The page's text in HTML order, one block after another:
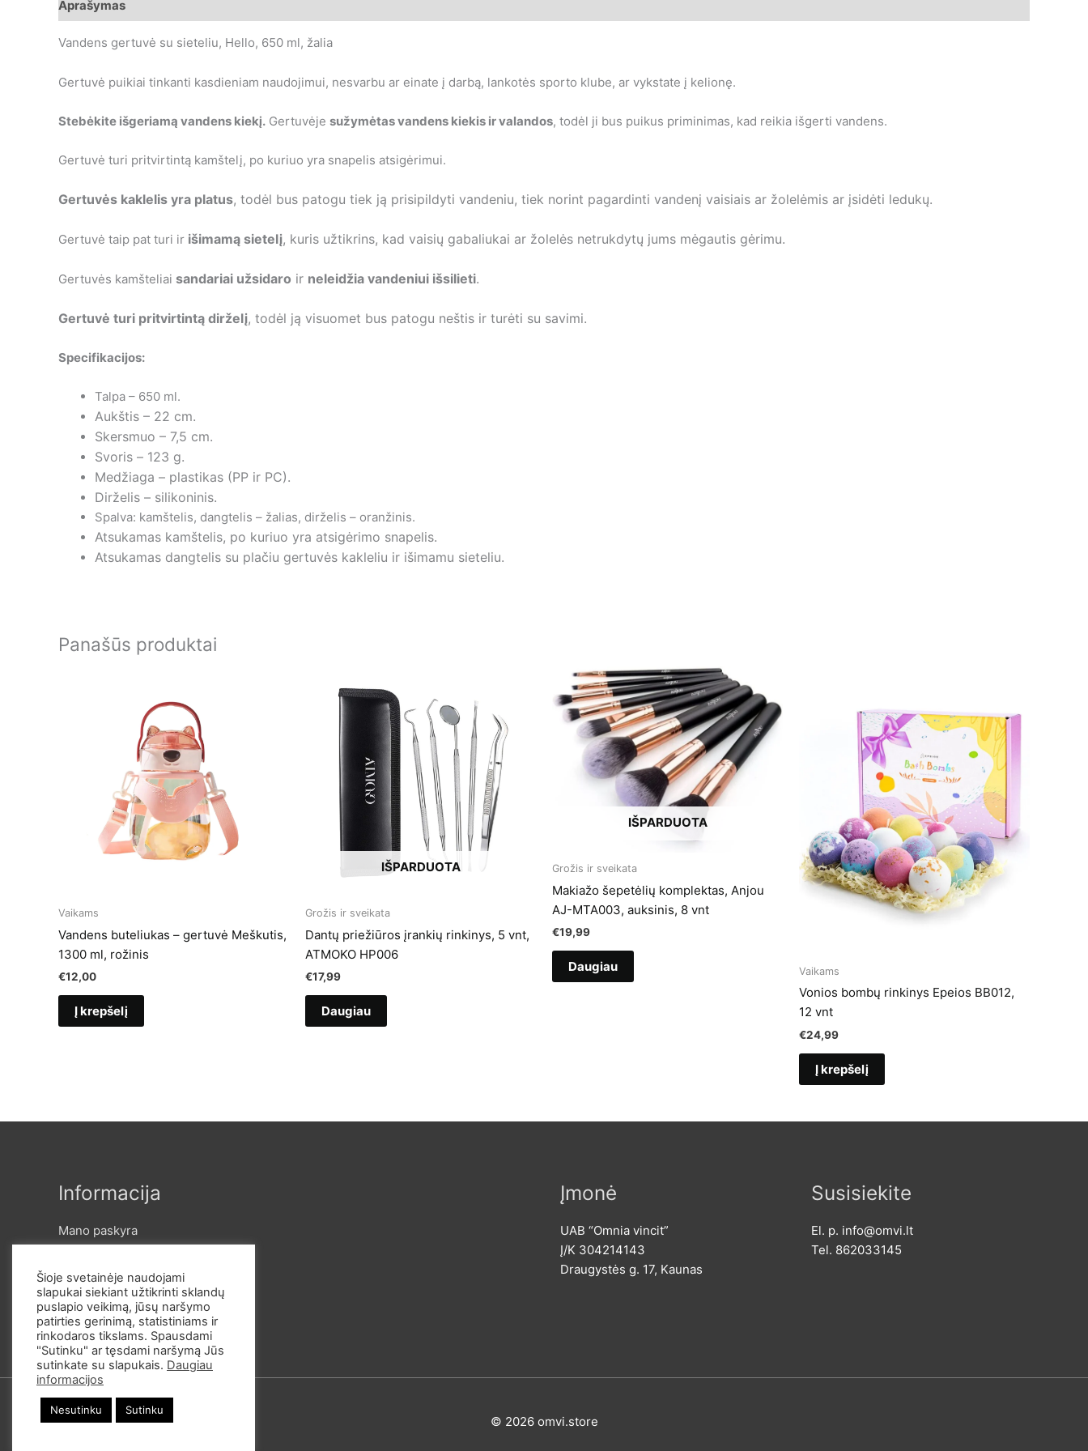
Aprašymas
Vandens gertuvė su sieteliu, Hello, 650 ml, žalia
Gertuvė puikiai tinkanti kasdieniam naudojimui, nesvarbu ar einate į darbą, lankotės sporto klube, ar vykstate į kelionę.
Stebėkite išgeriamą vandens kiekį. Gertuvėje sužymėtas vandens kiekis ir valandos, todėl ji bus puikus priminimas, kad reikia išgerti vandens.
Gertuvė turi pritvirtintą kamštelį, po kuriuo yra snapelis atsigėrimui.
Gertuvės kaklelis yra platus, todėl bus patogu tiek ją prisipildyti vandeniu, tiek norint pagardinti vandenį vaisiais ar žolelėmis ar įsidėti ledukų.
Gertuvė taip pat turi ir išimamą sietelį, kuris užtikrins, kad vaisių gabaliukai ar žolelės netrukdytų jums mėgautis gėrimu.
Gertuvės kamšteliai sandariai užsidaro ir neleidžia vandeniui išsilieti.
Gertuvė turi pritvirtintą dirželį, todėl ją visuomet bus patogu neštis ir turėti su savimi.
Specifikacijos:
Talpa – 650 ml.
Aukštis – 22 cm.
Skersmuo – 7,5 cm.
Svoris – 123 g.
Medžiaga – plastikas (PP ir PC).
Dirželis – silikoninis.
Spalva: kamštelis, dangtelis – žalias, dirželis – oranžinis.
Atsukamas kamštelis, po kuriuo yra atsigėrimo snapelis.
Atsukamas dangtelis su plačiu gertuvės kakleliu ir išimamu sieteliu.
Panašūs produktai
Vaikams
Vandens buteliukas – gertuvė Meškutis,
1300 ml, rožinis
€12,00
Į krepšelį
IŠPARDUOTA
Grožis ir sveikata
Dantų priežiūros įrankių rinkinys, 5 vnt,
ATMOKO HP006
€17,99
Daugiau
IŠPARDUOTA
Grožis ir sveikata
Makiažo šepetėlių komplektas, Anjou
AJ-MTA003, auksinis, 8 vnt
€19,99
Daugiau Vaikams
Vonios bombų rinkinys Epeios BB012,
12 vnt
€24,99
Į krepšelį
Informacija
Mano paskyra
Taisyklės ir Privatumo Poltika
Slapukų politika
Įmonė
UAB “Omnia vincit”
Į/K 304214143
Draugystės g. 17, Kaunas
Susisiekite
El. p. info@omvi.lt
Tel. 862033145
© 2026 omvi.store
Šioje svetainėje naudojami
slapukai siekiant užtikrinti sklandų
puslapio veikimą, jūsų naršymo
patirties gerinimą, statistiniams ir
rinkodaros tikslams. Spausdami
"Sutinku" ar tęsdami naršymą Jūs
sutinkate su slapukais. Daugiau
informacijos
Nesutinku Sutinku